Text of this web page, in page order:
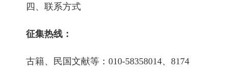
四、联系方式
征集热线：
古籍、民国文献等： 010-58358014、 8174